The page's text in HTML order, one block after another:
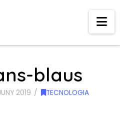
blaus
2019 TECNOLOGIA